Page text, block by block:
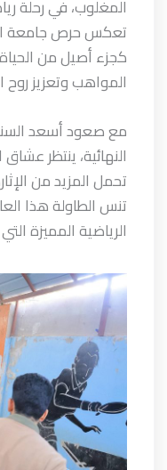
المغلوب، في رحلة
تعكس حرص جامعة
كجزء أصيل من
المواهب وتعزيز روح
مع صعود أسعد
النهائية، ينتظر
تحمل المزيد من
تنس الطاولة هذا
الرياضية المميزة